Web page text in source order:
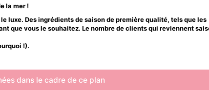
la mer !
luxe. Des ingrédients de saison de première qualité, tels que les
que vous le souhaitez. Le nombre de clients qui reviennent
!).
dans le cadre de ce plan